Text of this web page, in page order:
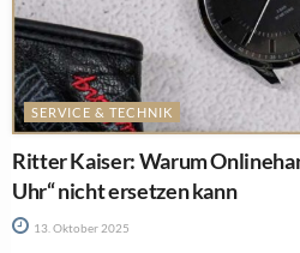
SERVICE & TECHNIK
Ritter Kaiser: Warum
Uhr“ nicht ersetzen kann
13. Oktober 2025